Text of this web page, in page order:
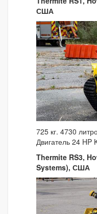
США
725 кг. 4730
Двигатель 24 HP
Thermite RS3,
Systems), США